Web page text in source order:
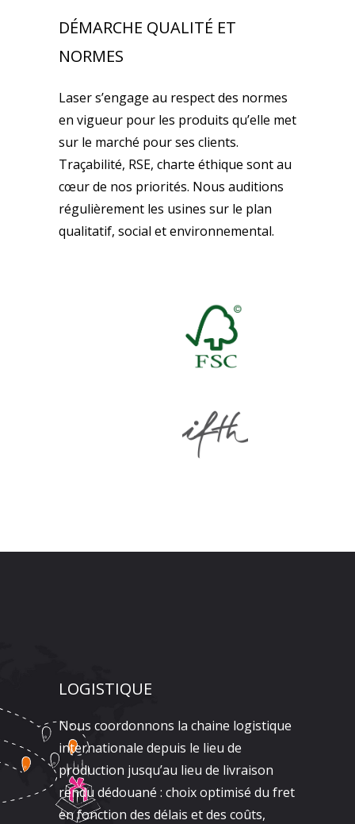
DÉMARCHE QUALITÉ ET
NORMES
Laser s’engage au respect des normes
en vigueur pour les produits qu’elle met
sur le marché pour ses clients.
Traçabilité, RSE, charte éthique sont au
cœur de nos priorités. Nous auditions
régulièrement les usines sur le plan
qualitatif, social et environnemental.
LOGISTIQUE
Nous coordonnons la chaine logistique
internationale depuis le lieu de
production jusqu’au lieu de livraison
rendu dédouané : choix optimisé du fret
en fonction des délais et des coûts,